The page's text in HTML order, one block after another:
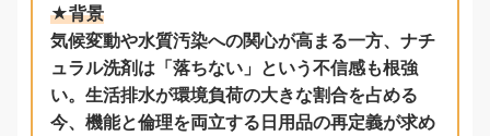
★背景
気候変動や水質汚染への関心が高まる一方、ナチ
ュラル洗剤は「落ちない」という不信感も根強
い。生活排水が環境負荷の大きな割合を占める
今、機能と倫理を両立する日用品の再定義が求め